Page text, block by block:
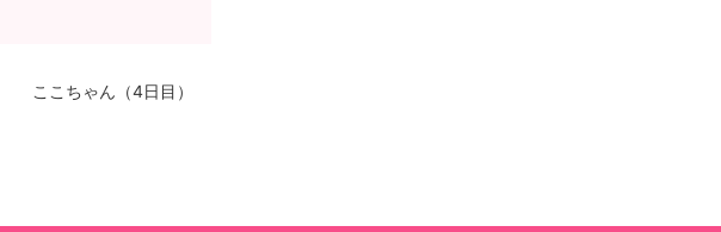
ここちゃん（4日目）